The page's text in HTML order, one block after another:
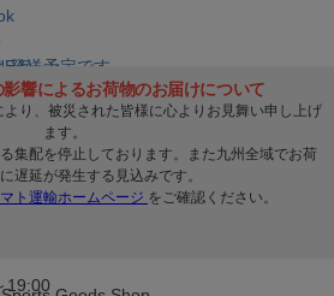
19:00
発送予定です。
発送!! ※お取寄せ商品は対象外